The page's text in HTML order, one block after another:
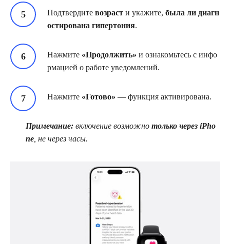
Подтвердите возраст и укажите, была ли диагн
остирована гипертония.
Нажмите «Продолжить» и ознакомьтесь с инфо
рмацией о работе уведомлений.
Нажмите «Готово» — функция активирована.
Примечание: включение возможно только через iPho
ne , не через часы.